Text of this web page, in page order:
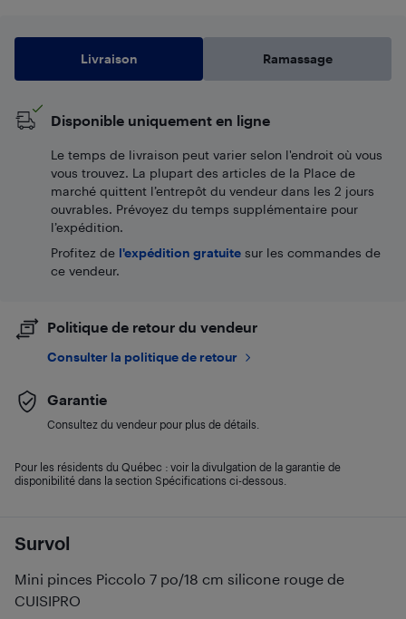
Survol
Mini pinces Piccolo 7 po/18 cm silicone rouge de
CUISIPRO
Livraison Ramassage
Disponible uniquement en ligne
Le temps de livraison peut varier selon l'endroit où vous
vous trouvez. La plupart des articles de la Place de
marché quittent l’entrepôt du vendeur dans les 2 jours
ouvrables. Prévoyez du temps supplémentaire pour
l’expédition.
Profitez de l'expédition gratuite sur les commandes de
ce vendeur.
Politique de retour du vendeur
Consulter la politique de retour
Garantie
Consultez du vendeur pour plus de détails.
Pour les résidents du Québec : voir la divulgation de la garantie de
disponibilité dans la section Spécifications ci-dessous.